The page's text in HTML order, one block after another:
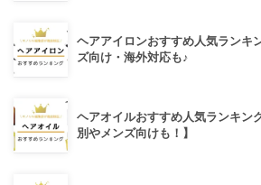
ヘアアイロンおすすめ人気ランキ
ズ向け・海外対応も♪
ヘアオイルおすすめ人気ランキン
別やメンズ向けも！】